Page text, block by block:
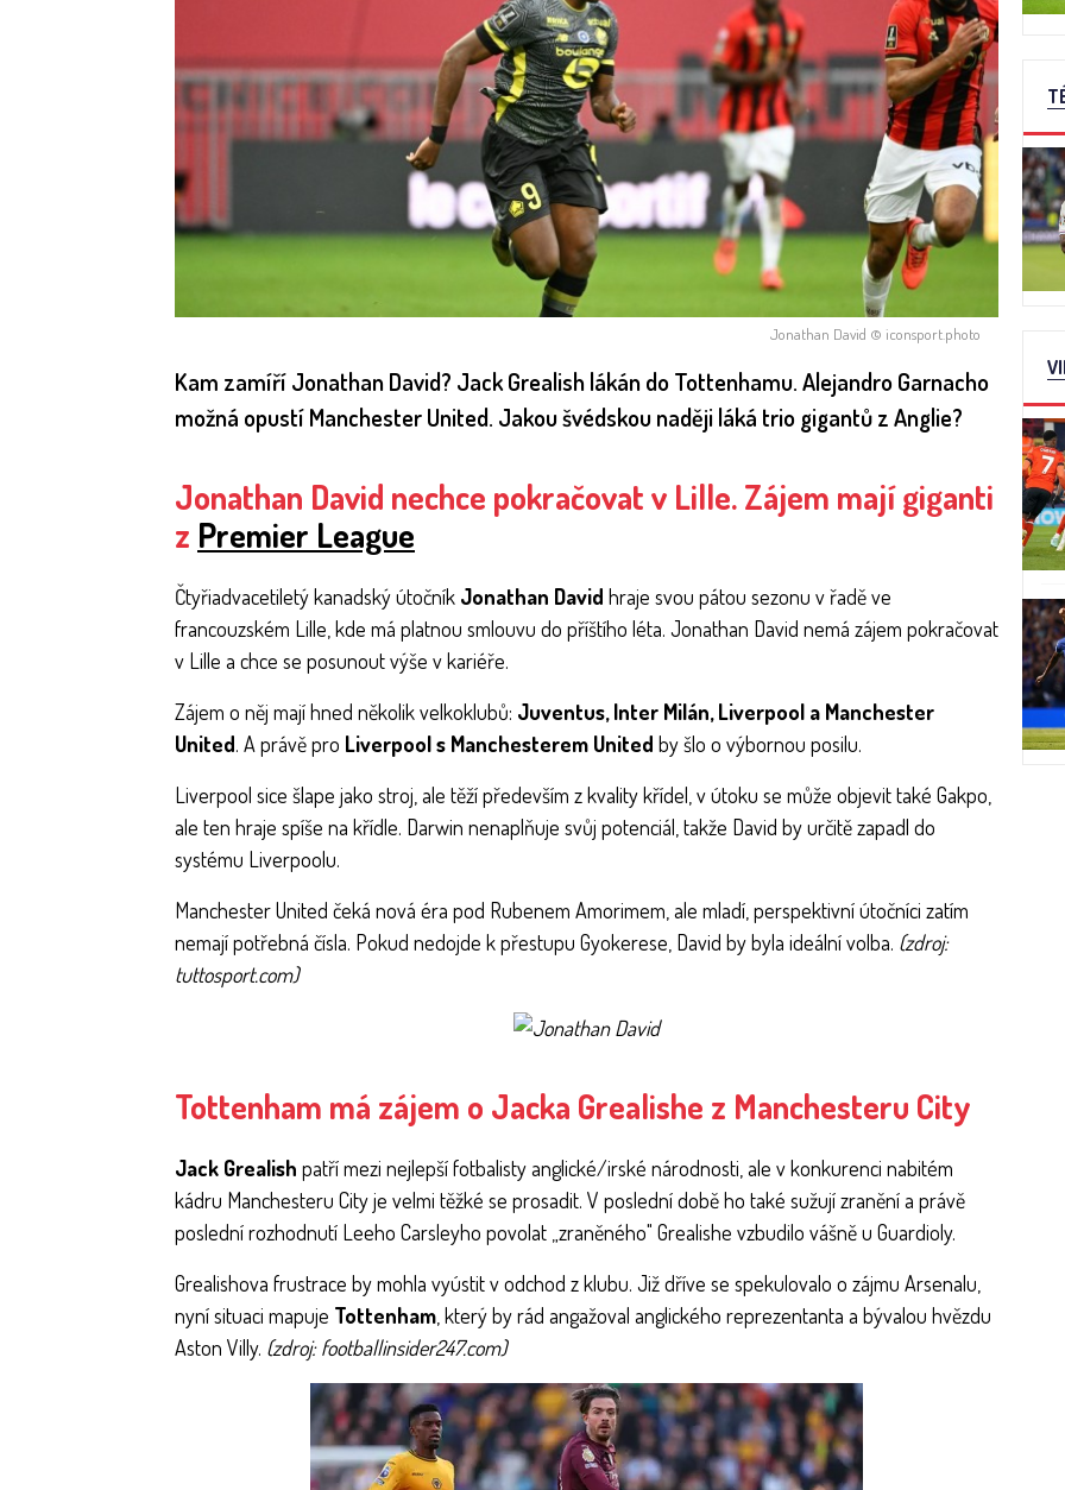
Jonathan David © iconsport.photo
Kam zamíří Jonathan David? Jack Grealish lákán do Tottenhamu. Alejandro Garnacho
možná opustí Manchester United. Jakou švédskou naději láká trio gigantů z Anglie?
Jonathan David nechce pokračovat v Lille. Zájem mají giganti
z Premier League
Čtyřiadvacetiletý kanadský útočník Jonathan David hraje svou pátou sezonu v řadě ve
francouzském Lille, kde má platnou smlouvu do příštího léta. Jonathan David nemá zájem pokračovat
v Lille a chce se posunout výše v kariéře.
Zájem o něj mají hned několik velkoklubů: Juventus, Inter Milán, Liverpool a Manchester
United. A právě pro Liverpool s Manchesterem United by šlo o výbornou posilu.
Liverpool sice šlape jako stroj, ale těží především z kvality křídel, v útoku se může objevit také Gakpo,
ale ten hraje spíše na křídle. Darwin nenaplňuje svůj potenciál, takže David by určitě zapadl do
systému Liverpoolu.
Manchester United čeká nová éra pod Rubenem Amorimem, ale mladí, perspektivní útočníci zatím
nemají potřebná čísla. Pokud nedojde k přestupu Gyokerese, David by byla ideální volba. (zdroj:
tuttosport.com)
Tottenham má zájem o Jacka Grealishe z Manchesteru City
Jack Grealish patří mezi nejlepší fotbalisty anglické/irské národnosti, ale v konkurenci nabitém
kádru Manchesteru City je velmi těžké se prosadit. V poslední době ho také sužují zranění a právě
poslední rozhodnutí Leeho Carsleyho povolat „zraněného" Grealishe vzbudilo vášně u Guardioly.
Grealishova frustrace by mohla vyústit v odchod z klubu. Již dříve se spekulovalo o zájmu Arsenalu,
nyní situaci mapuje Tottenham, který by rád angažoval anglického reprezentanta a bývalou hvězdu
Aston Villy. (zdroj: footballinsider247.com)